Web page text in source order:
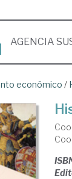
AGENCIA
económico /